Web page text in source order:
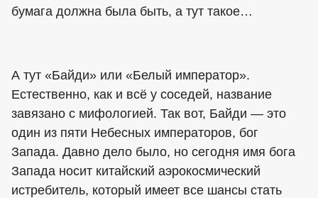
бумага должна была быть, а тут такое…
А тут «Байди» или «Белый император».
Естественно, как и всё у соседей, название
завязано с мифологией. Так вот, Байди — это
один из пяти Небесных императоров, бог
Запада. Давно дело было, но сегодня имя бога
Запада носит китайский аэрокосмический
истребитель, который имеет все шансы стать